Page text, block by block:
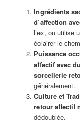
Ingrédients
d’affection
l’ex, ou utilise
éclairer le
Puissance
affectif avec
sorcellerie
généralement.
Culture et
retour affectif
dédoublée.